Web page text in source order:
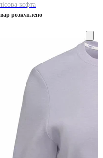
кофта
розкуплено